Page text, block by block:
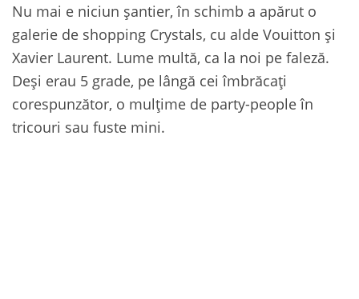
Nu mai e niciun şantier, în schimb a apărut o
galerie de shopping Crystals, cu alde Vouitton şi
Xavier Laurent. Lume multă, ca la noi pe faleză.
Deşi erau 5 grade, pe lângă cei îmbrăcaţi
corespunzător, o mulţime de party-people în
tricouri sau fuste mini.